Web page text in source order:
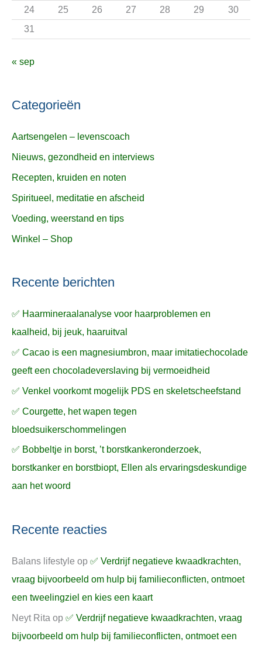
24 25 26 27 28 29
30
31
« sep
Categorieën
Aartsengelen – levenscoach
Nieuws, gezondheid en interviews
Recepten, kruiden en noten
Spiritueel, meditatie en afscheid
Voeding, weerstand en tips
Winkel – Shop
Recente berichten
✅ Haarmineraalanalyse voor haarproblemen en
kaalheid, bij jeuk, haaruitval
✅ Cacao is een magnesiumbron, maar imitatiechocolade
geeft een chocoladeverslaving bij vermoeidheid
✅ Venkel voorkomt mogelijk PDS en skeletscheefstand
✅ Courgette, het wapen tegen
bloedsuikerschommelingen
✅ Bobbeltje in borst, ’t borstkankeronderzoek,
borstkanker en borstbiopt, Ellen als ervaringsdeskundige
aan het woord
Recente reacties
Balans lifestyle op ✅ Verdrijf negatieve kwaadkrachten,
vraag bijvoorbeeld om hulp bij familieconflicten, ontmoet
een tweelingziel en kies een kaart
Neyt Rita op ✅ Verdrijf negatieve kwaadkrachten, vraag
bijvoorbeeld om hulp bij familieconflicten, ontmoet een